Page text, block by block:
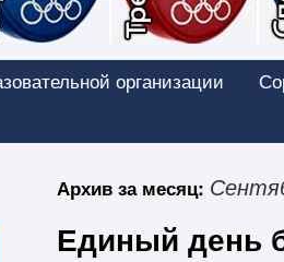
организации
Архив за месяц:
Единый день